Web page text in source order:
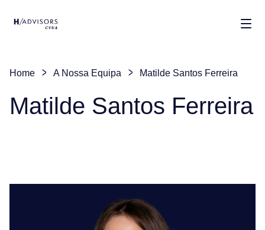
Home A Nossa Equipa Matilde Santos Ferreira
Matilde Santos Ferreira